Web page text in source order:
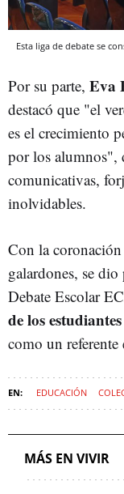
Esta liga de debate se
Por su parte, Eva
destacó que "el
es el crecimiento
por los alumnos",
comunicativas,
inolvidables.
Con la
galardones, se
Debate Escolar
de los
como un
EDUCACIÓN
MÁS EN VIVIR